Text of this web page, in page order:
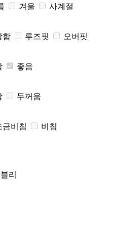
겨울 사계절
함 루즈핏 오버핏
좋음
두꺼움
금비침 비침
리